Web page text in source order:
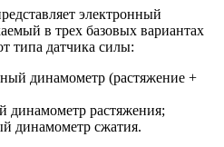
электронный
в трех базовых вариантах
типа датчика силы:
динамометр (растяжение +
растяжения;
динамометр сжатия.